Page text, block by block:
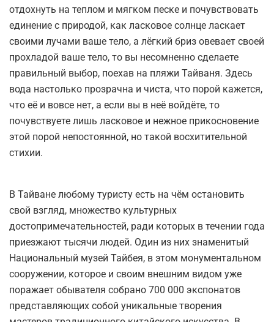
отдохнуть на теплом и мягком песке и почувствовать
единение с природой, как ласковое солнце ласкает
своими лучами ваше тело, а лёгкий бриз овевает своей
прохладой ваше тело, то вы несомненно сделаете
правильный выбор, поехав на пляжи Тайваня. Здесь
вода настолько прозрачна и чиста, что порой кажется,
что её и вовсе нет, а если вы в неё войдёте, то
почувствуете лишь ласковое и нежное прикосновение
этой порой непостоянной, но такой восхитительной
стихии.
В Тайване любому туристу есть на чём остановить
свой взгляд, множество культурных
достопримечательностей, ради которых в течении года
приезжают тысячи людей. Один из них знаменитый
Национальный музей Тайбея, в этом монументальном
сооружении, которое и своим внешним видом уже
поражает обывателя собрано 700 000 экспонатов
представляющих собой уникальные творения